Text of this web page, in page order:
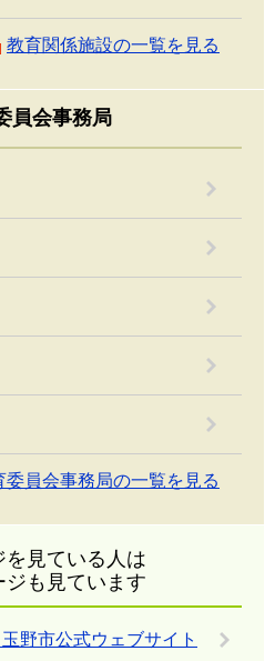
教育関係施設の一覧を見る
員会事務局
委員会事務局の一覧を見る
を見ている人は
ジも見ています
野市公式ウェブサイト